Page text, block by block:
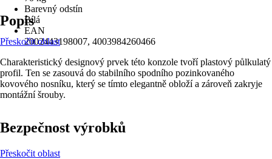
Barevný odstín
Bílá
EAN
2002443198007, 4003984260466
Popis
Přeskočit oblast
Charakteristický designový prvek této konzole tvoří plastový půlkulatý
profil. Ten se zasouvá do stabilního spodního pozinkovaného
kovového nosníku, který se tímto elegantně obloží a zároveň zakryje
montážní šrouby.
Bezpečnost výrobků
Přeskočit oblast